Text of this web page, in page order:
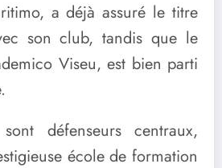
a déjà assuré le titre
son club, tandis que le
Viseu, est bien parti
défenseurs centraux,
école de formation